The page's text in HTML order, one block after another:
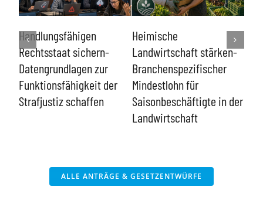
Handlungsfähigen
Rechtsstaat sichern-
Datengrundlagen zur
Funktionsfähigkeit der
Strafjustiz schaffen
Heimische
Landwirtschaft stärken-
Branchenspezifischer
Mindestlohn für
Saisonbeschäftigte in der
Landwirtschaft
ALLE ANTRÄGE & GESETZENTWÜRFE